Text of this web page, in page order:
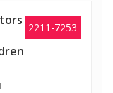
2211-7253